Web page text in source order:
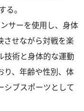
る。
サーを使用し、身体
させながら対戦を楽
技術と身体的な運動
り、年齢や性別、体
シブスポーツとして